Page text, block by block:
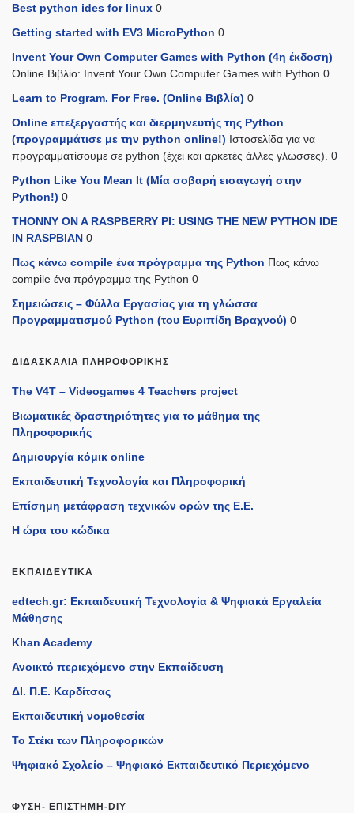
Best python ides for linux 0
Getting started with EV3 MicroPython 0
Invent Your Own Computer Games with Python (4η έκδοση)
Online Βιβλίο: Invent Your Own Computer Games with Python 0
Learn to Program. For Free. (Online Βιβλία) 0
Online επεξεργαστής και διερμηνευτής της Python
(προγραμμάτισε με την python online!) Ιστοσελίδα για να
προγραμματίσουμε σε python (έχει και αρκετές άλλες γλώσσες). 0
Python Like You Mean It (Mία σοβαρή εισαγωγή στην
Python!) 0
THONNY ON A RASPBERRY PI: USING THE NEW PYTHON IDE
IN RASPBIAN 0
Πως κάνω compile ένα πρόγραμμα της Python Πως κάνω
compile ένα πρόγραμμα της Python 0
Σημειώσεις – Φύλλα Εργασίας για τη γλώσσα
Προγραμματισμού Python (του Ευριπίδη Βραχνού) 0
ΔΙΔΑΣΚΑΛΊΑ ΠΛΗΡΟΦΟΡΙΚΉΣ
The V4T – Videogames 4 Teachers project
Βιωματικές δραστηριότητες για το μάθημα της
Πληροφορικής
Δημιουργία κόμικ online
Εκπαιδευτική Τεχνολογία και Πληροφορική
Επίσημη μετάφραση τεχνικών ορών της Ε.Ε.
Η ώρα του κώδικα
ΕΚΠΑΙΔΕΥΤΙΚΆ
edtech.gr: Εκπαιδευτική Τεχνολογία & Ψηφιακά Εργαλεία
Μάθησης
Khan Academy
Ανοικτό περιεχόμενο στην Εκπαίδευση
ΔΙ. Π.Ε. Καρδίτσας
Εκπαιδευτική νομοθεσία
Το Στέκι των Πληροφορικών
Ψηφιακό Σχολείο – Ψηφιακό Εκπαιδευτικό Περιεχόμενο
ΦΎΣΗ- ΕΠΙΣΤΉΜΗ-DIY